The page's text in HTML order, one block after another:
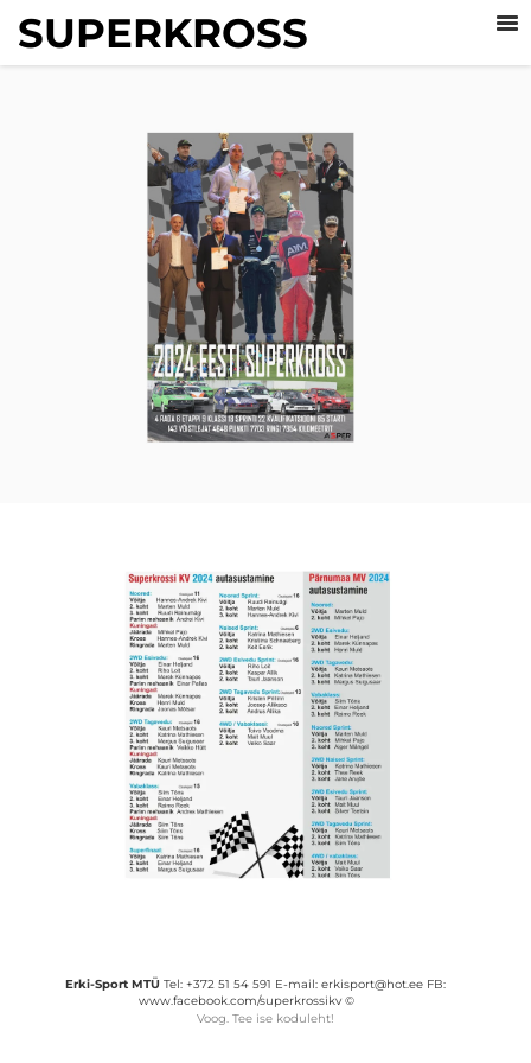
SUPERKROSS
Erki-Sport MTÜ Tel: +372 51 54 591 E-mail: erkisport@hot.ee FB:
www.facebook.com/superkrossikv ©
Voog. Tee ise koduleht!